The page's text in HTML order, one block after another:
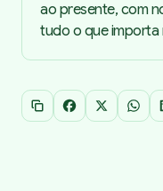
ao presente, com
tudo o que importa
Copiar link
Facebook
X